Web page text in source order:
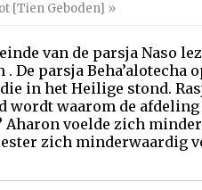
[Tien Geboden] »
van de parsja Naso
. De parsja
in het Heilige stond.
wordt waarom de
Aharon voelde zich
zich minderwaardig